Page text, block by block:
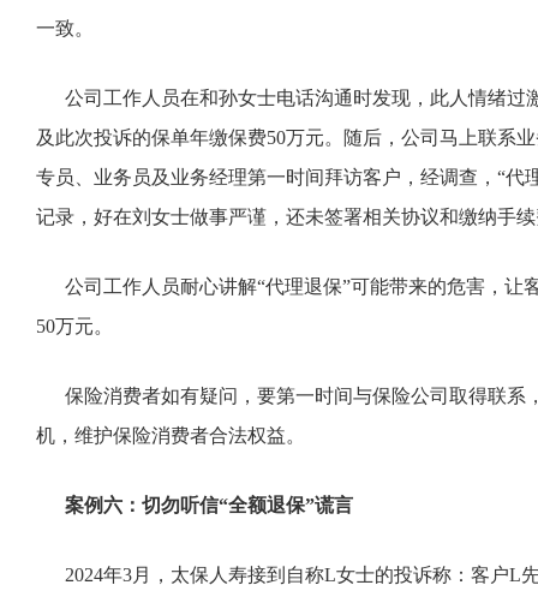
一致。
公司工作人员在和孙女士电话沟通时发现，此人情绪过
及此次投诉的保单年缴保费50万元。随后，公司马上联系
专员、业务员及业务经理第一时间拜访客户，经调查，“
记录，好在刘女士做事严谨，还未签署相关协议和缴纳手
公司工作人员耐心讲解“代理退保”可能带来的危害，让
50万元。
保险消费者如有疑问，要第一时间与保险公司取得联系
机，维护保险消费者合法权益。
案例六：切勿听信“全额退保”谎言
2024年3月，太保人寿接到自称L女士的投诉称：客户L